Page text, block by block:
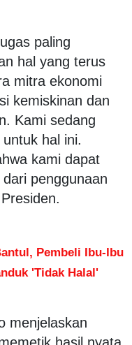
paling
hal yang terus
mitra ekonomi
kemiskinan dan
Kami sedang
hal ini.
kami dapat
penggunaan
Pembeli Ibu-Ibu
'Tidak Halal'
menjelaskan